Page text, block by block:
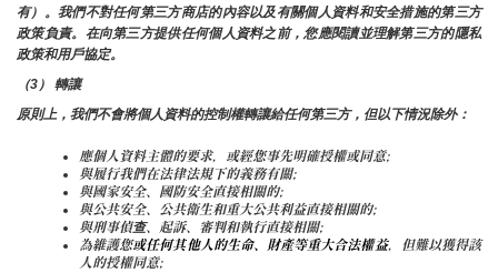
有）。我們不對任何第三方商店的內容以及有關個人資料和安全措施的第三方
政策負責。在向第三方提供任何個人資料之前，您應閱讀並理解第三方的隱私
政策和用戶協定。
（3） 轉讓
原則上，我們不會將個人資料的控制權轉讓給任何第三方，但以下情況除外：
應個人資料主體的要求，或經您事先明確授權或同意;
與履行我們在法律法規下的義務有關;
與國家安全、國防安全直接相關的;
與公共安全、公共衛生和重大公共利益直接相關的;
與刑事偵查、起訴、審判和執行直接相關;
為維護您或任何其他人的生命、財產等重大合法權益，但難以獲得該
人的授權同意;